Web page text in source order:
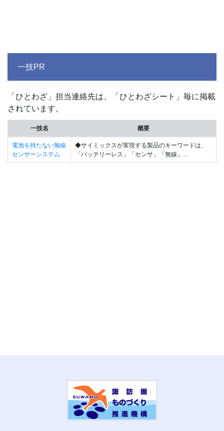
一技PR
「ひとわざ」担当連絡先は、「ひとわざシート」毎に掲載
されています。
一技名 概要
電池を持たない無線
センサーシステム
◆サイミックスが実現する製品のキーワードは、
「バッテリーレス」「センサ」「無線」...